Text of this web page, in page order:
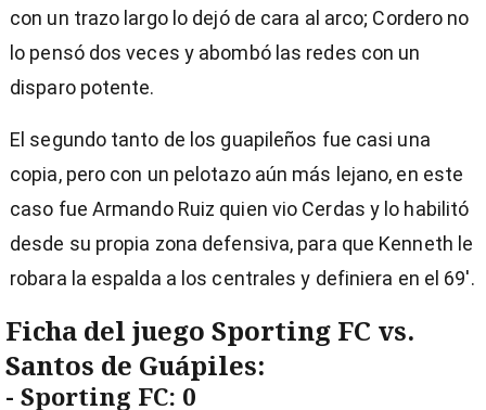
con un trazo largo lo dejó de cara al arco; Cordero no
lo pensó dos veces y abombó las redes con un
disparo potente.
El segundo tanto de los guapileños fue casi una
copia, pero con un pelotazo aún más lejano, en este
caso fue Armando Ruiz quien vio Cerdas y lo habilitó
desde su propia zona defensiva, para que Kenneth le
robara la espalda a los centrales y definiera en el 69′.
Ficha del juego Sporting FC vs.
Santos de Guápiles:
- Sporting FC: 0